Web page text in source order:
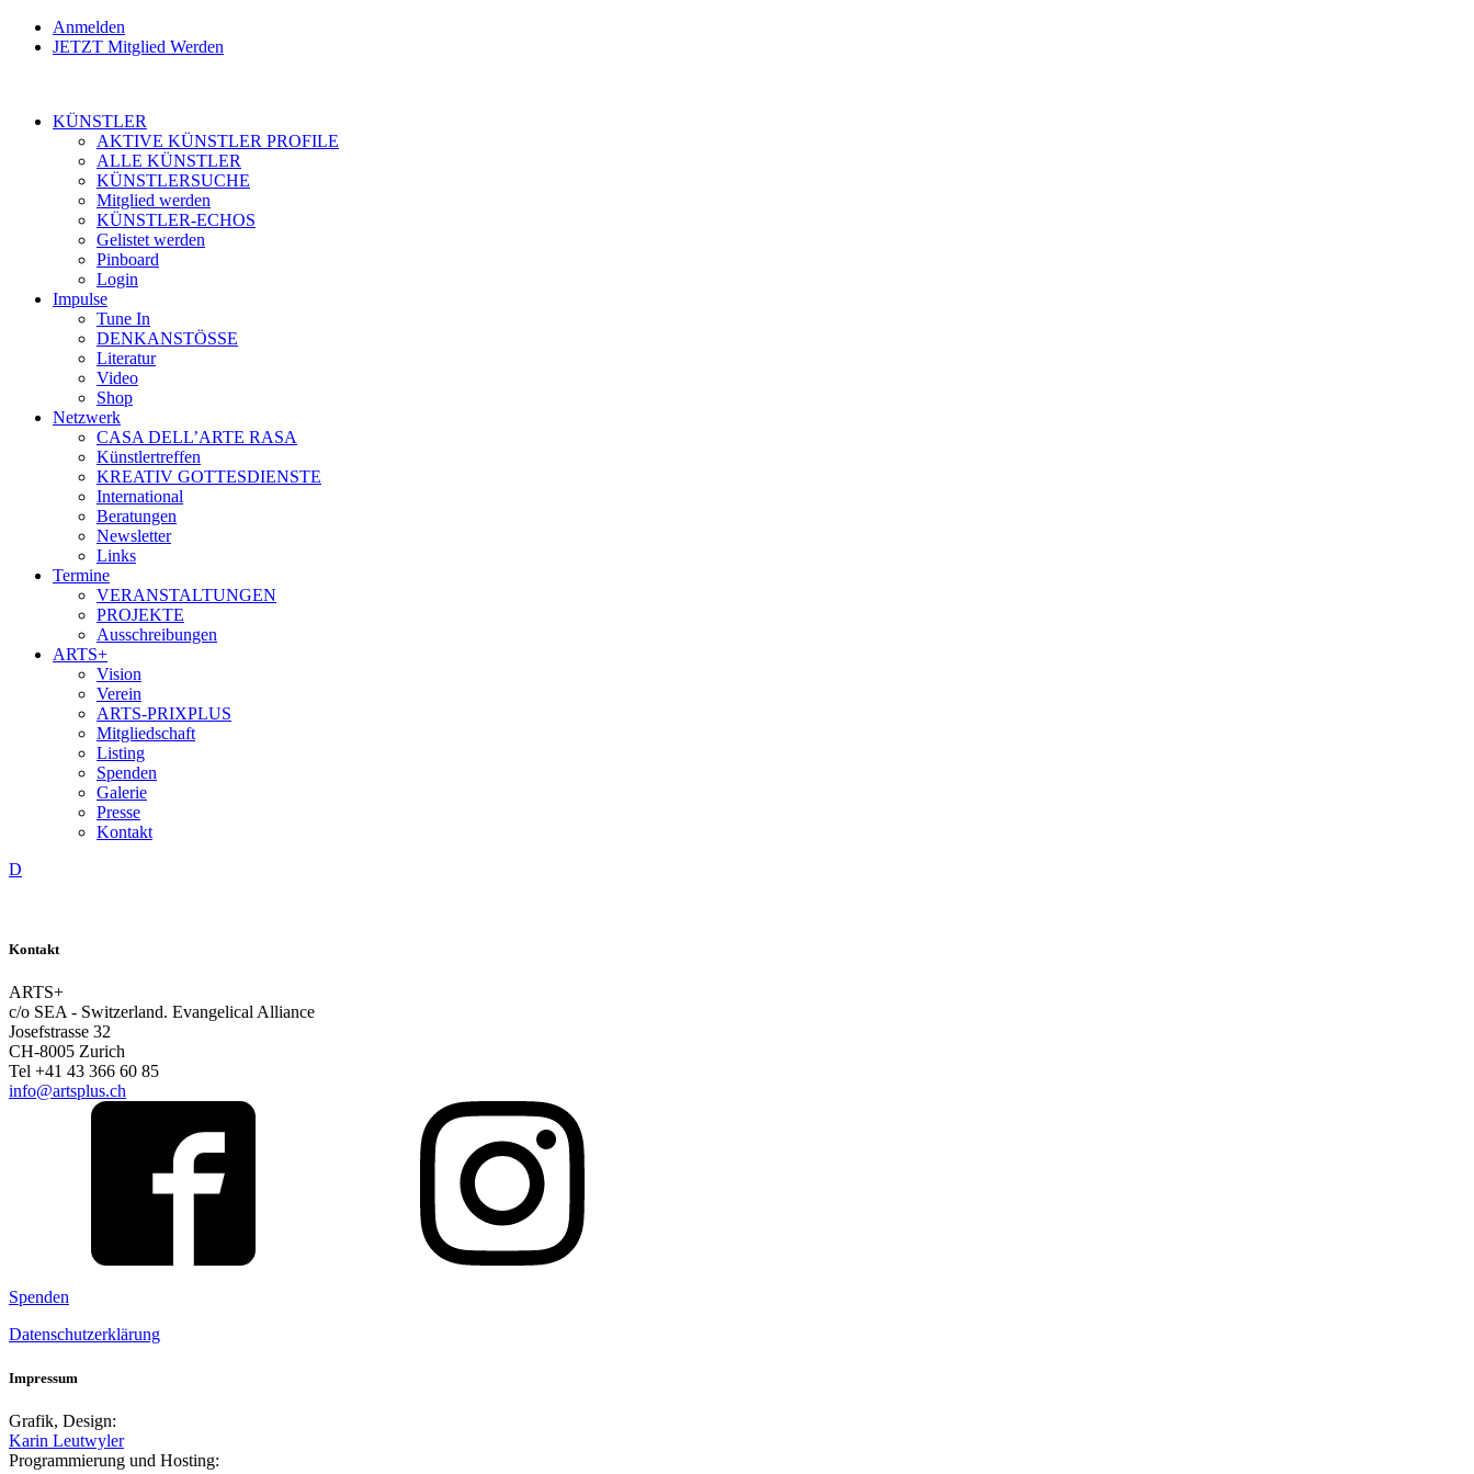
Anmelden
JETZT Mitglied Werden
KÜNSTLER
AKTIVE KÜNSTLER PROFILE
ALLE KÜNSTLER
KÜNSTLERSUCHE
Mitglied werden
KÜNSTLER-ECHOS
Gelistet werden
Pinboard
Login
Impulse
Tune In
DENKANSTÖSSE
Literatur
Video
Shop
Netzwerk
CASA DELL’ARTE RASA
Künstlertreffen
KREATIV GOTTESDIENSTE
International
Beratungen
Newsletter
Links
Termine
VERANSTALTUNGEN
PROJEKTE
Ausschreibungen
ARTS+
Vision
Verein
ARTS-PRIXPLUS
Mitgliedschaft
Listing
Spenden
Galerie
Presse
Kontakt
D
Kontakt
ARTS+
c/o SEA - Switzerland. Evangelical Alliance
Josefstrasse 32
CH-8005 Zurich
Tel +41 43 366 60 85
info@artsplus.ch
Spenden
Datenschutzerklärung
Impressum
Grafik, Design:
Karin Leutwyler
Programmierung und Hosting: